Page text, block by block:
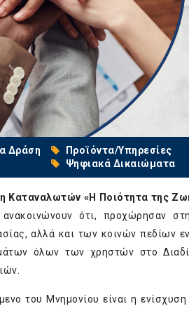
Δράση
Προϊόντα/Υπηρεσίες
Ψηφιακά Δικαιώματα
Καταναλωτών «Η Ποιότητα της
ανακοινώνουν ότι, προχώρησαν
αλλά και των κοινών πεδίων
όλων των χρηστών στο
του Μνημονίου είναι η